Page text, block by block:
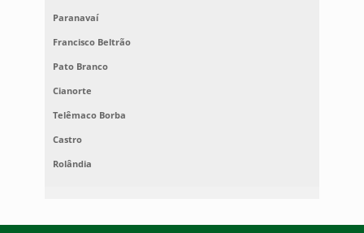
Paranavaí
Francisco Beltrão
Pato Branco
Cianorte
Telêmaco Borba
Castro
Rolândia